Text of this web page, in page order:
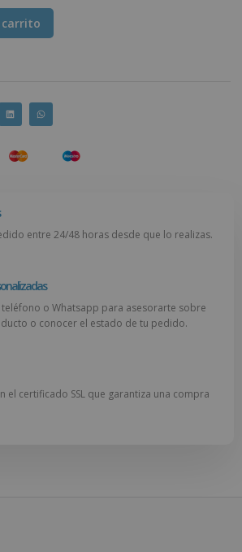
entre 24/48 horas desde que lo realizas.
o Whatsapp para asesorarte sobre
o conocer el estado de tu pedido.
el certificado SSL que garantiza una compra